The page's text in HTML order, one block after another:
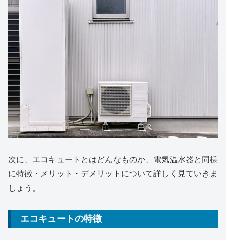
次に、エコキュートとはどんなものか、電気温水器と同様
に特徴・メリット・デメリットについて詳しく見ていきま
しょう。
エコキュートの特徴